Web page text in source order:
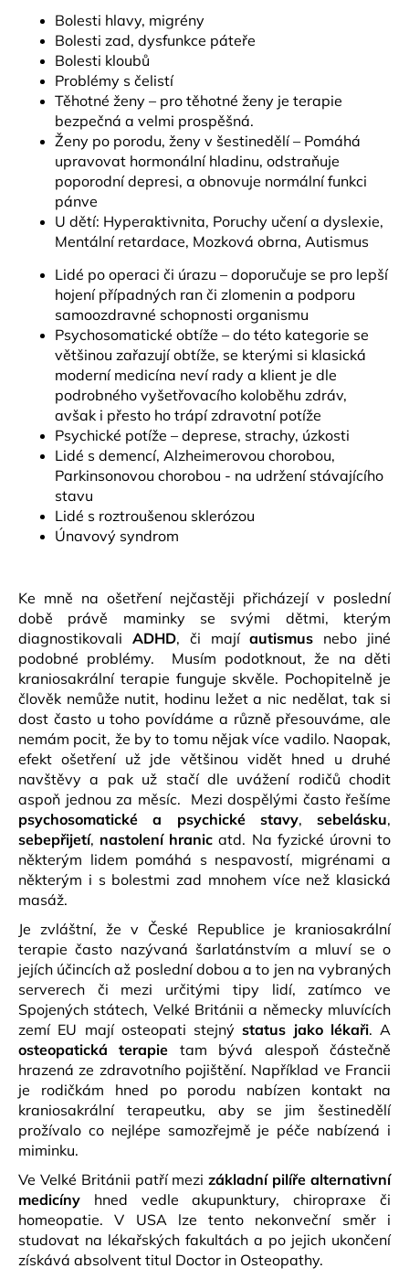
Bolesti hlavy, migrény
Bolesti zad, dysfunkce páteře
Bolesti kloubů
Problémy s čelistí
Těhotné ženy – pro těhotné ženy je terapie
bezpečná a velmi prospěšná.
Ženy po porodu, ženy v šestinedělí – Pomáhá
upravovat hormonální hladinu, odstraňuje
poporodní depresi, a obnovuje normální funkci
pánve
U dětí: Hyperaktivnita, Poruchy učení a dyslexie,
Mentální retardace, Mozková obrna, Autismus
Lidé po operaci či úrazu – doporučuje se pro lepší
hojení případných ran či zlomenin a podporu
samoozdravné schopnosti organismu
Psychosomatické obtíže – do této kategorie se
většinou zařazují obtíže, se kterými si klasická
moderní medicína neví rady a klient je dle
podrobného vyšetřovacího koloběhu zdráv,
avšak i přesto ho trápí zdravotní potíže
Psychické potíže – deprese, strachy, úzkosti
Lidé s demencí, Alzheimerovou chorobou,
Parkinsonovou chorobou - na udržení stávajícího
stavu
Lidé s roztroušenou sklerózou
Únavový syndrom
Ke mně na ošetření nejčastěji přicházejí v poslední
době právě maminky se svými dětmi, kterým
diagnostikovali ADHD, či majíautismus nebo jiné
podobné problémy. Musím podotknout, že na děti
kraniosakrální terapie funguje skvěle. Pochopitelně je
člověk nemůže nutit, hodinu ležet a nic nedělat, tak si
dost často u toho povídáme a různě přesouváme, ale
nemám pocit, že by to tomu nějak více vadilo. Naopak,
efekt ošetření už jde většinou vidět hned u druhé
navštěvy a pak už stačí dle uvážení rodičů chodit
aspoň jednou za měsíc. Mezi dospělými často řešíme
psychosomatické a psychické stavy, sebelásku,
sebepřijetí, nastolení hranic atd. Na fyzické úrovni to
některým lidem pomáhá s nespavostí, migrénami a
některým i s bolestmi zad mnohem více než klasická
masáž.
Je zvláštní, že v České Republice je kraniosakrální
terapie často nazývaná šarlatánstvím a mluví se o
jejích účincích až poslední dobou a to jen na vybraných
serverech či mezi určitými tipy lidí, zatímco ve
Spojených státech, Velké Británii a německy mluvících
zemí EU mají osteopati stejnýstatus jako lékaři. A
osteopatická terapie tam bývá alespoň částečně
hrazená ze zdravotního pojištění. Například ve Francii
je rodičkám hned po porodu nabízen kontakt na
kraniosakrální terapeutku, aby se jim šestinedělí
prožívalo co nejlépe samozřejmě je péče nabízená i
miminku.
Ve Velké Británii patří mezizákladní pilíře alternativní
medicíny hned vedle akupunktury, chiropraxe či
homeopatie. V USA lze tento nekonveční směr i
studovat na lékařských fakultách a po jejich ukončení
získává absolvent titul Doctor in Osteopathy.